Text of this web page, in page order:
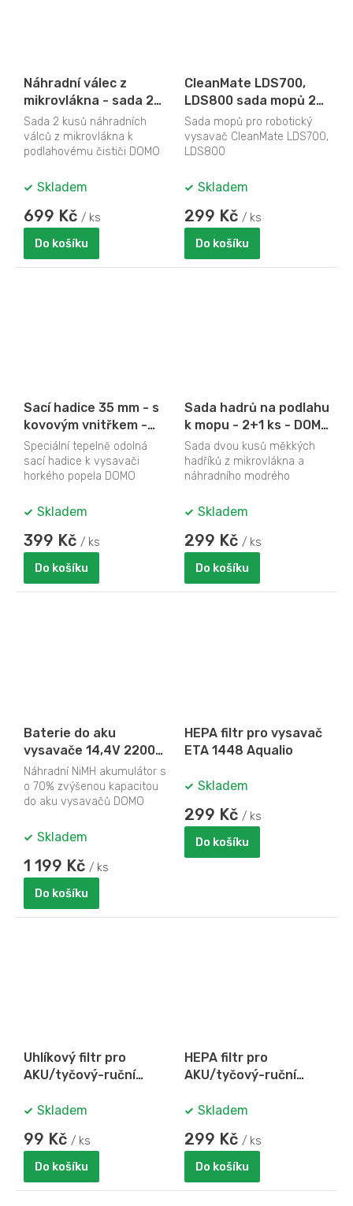
Náhradní válec z
mikrovlákna - sada 2
ks - DOMO DO235SW-
103
Sada 2 kusů náhradních
válců z mikrovlákna k
podlahovému čističi DOMO
Skladem
699 Kč / ks
Do košíku
CleanMate LDS700,
LDS800 sada mopů 2
ks
Sada mopů pro robotický
vysavač CleanMate LDS700,
LDS800
Skladem
299 Kč / ks
Do košíku
Sací hadice 35 mm - s
kovovým vnitřkem -
DOMO DO232AZ-31
Speciální tepelně odolná
sací hadice k vysavači
horkého popela DOMO
Originální náhradní díl.
Skladem
399 Kč / ks
Do košíku
Sada hadrů na podlahu
k mopu - 2+1 ks - DOMO
DO228SV-S
Sada dvou kusů měkkých
hadříků z mikrovlákna a
náhradního modrého
tyčovému vysavači s
Skladem
299 Kč / ks
Do košíku
Baterie do aku
vysavače 14,4V 2200
mAh - DOMO DO211S-
55, 2500 mAh, NiMH
Náhradní NiMH akumulátor s
o 70% zvýšenou kapacitou
do aku vysavačů DOMO
složena z NiMH...
Skladem
1 199 Kč / ks
Do košíku
HEPA filtr pro vysavač
ETA 1448 Aqualio
Skladem
299 Kč / ks
Do košíku
Uhlíkový filtr pro
AKU/tyčový-ruční
1004
Skladem
99 Kč / ks
Do košíku
HEPA filtr pro
AKU/tyčový-ruční
1004
Skladem
299 Kč / ks
Do košíku